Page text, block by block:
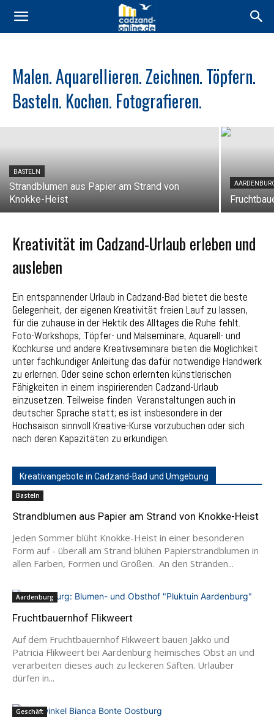
Malen. Aquarellieren. Zeichnen. Töpfern.
Basteln. Kochen. Fotografieren.
CADZAND
Südafrikanische Kunst im Atelier
LOUIS@Cadzand
BASTELN
Strandblumen aus Papier am Strand von
Knokke-Heist
Kreativität im Cadzand-Urlaub erleben und
ausleben
Ein entspannender Urlaub in Cadzand-Bad bietet die beste
Gelegenheit, der eigenen Kreativität freien Lauf zu lassen,
für die zuhause in der Hektik des Alltages die Ruhe fehlt.
Foto-Workshops, Töpfer- und Malseminare, Aquarell- und
Kochkurse und andere Kreativseminare bieten die Möglichkeit
unter fachkundiger Anleitung das dafür notwendige Handwerk
zu erlernen. Oder seine schon erlernten künstlerischen
Fähigkeiten in einem inspirierenden Cadzand-Urlaub
einzusetzen. Teilweise finden Veranstaltungen auch in
deutscher Sprache statt; es ist insbesondere in der
Hochsaison sinnvoll Kreative-Kurse vorzubuchen oder sich
nach deren Kapazitäten zu erkundigen.
Kreativangebote in Cadzand-Bad und Umgebung
Basteln
Strandblumen aus Papier am Strand von Knokke-Heist
Jeden Sommer blüht Knokke-Heist in einer besonderen
Form auf - überall am Strand blühen Papierstrandblumen in
allen Farben, Formen und Größen. An den Stränden...
Aardenburg
Fruchtbauernhof Flikweert
Auf dem Fruchtbauernhof Flikweert bauen Jakko und
Patricia Flikweert bei Aardenburg heimisches Obst an und
verarbeiten dieses auch zu leckeren Säften. Urlauber
dürfen in...
Geschäft